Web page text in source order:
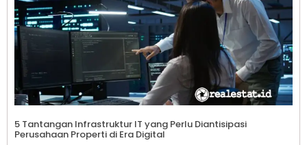
5 Tantangan Infrastruktur IT yang Perlu Diantisipasi
Perusahaan Properti di Era Digital